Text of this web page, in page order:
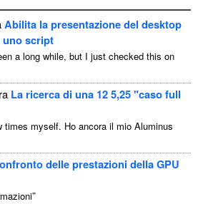
Abilita la presentazione del desktop
uno script
a long while, but I just checked this on
La ricerca di una 12 5,25 "caso full
times myself. Ho ancora il mio Aluminus
delle prestazioni della GPU
”